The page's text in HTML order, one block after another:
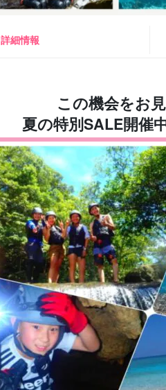
詳細情報
この機会をお
夏の特別SALE開催